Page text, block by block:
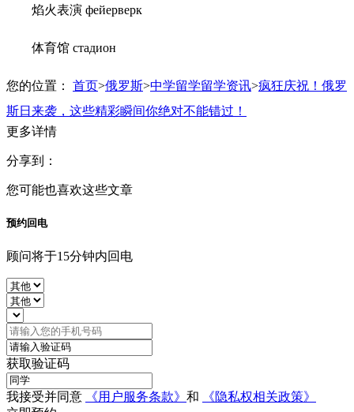
焰火表演 фейерверк
体育馆 стадион
您的位置： 首页>俄罗斯>中学留学留学资讯>疯狂庆祝！俄罗
斯日来袭，这些精彩瞬间你绝对不能错过！
更多详情
分享到：
您可能也喜欢这些文章
预约回电
顾问将于15分钟内回电
获取验证码
我接受并同意 《用户服务条款》 和
《隐私权相关政策》